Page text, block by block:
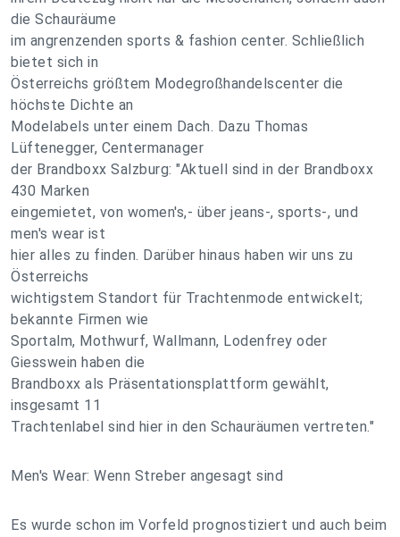
die Schauräume
im angrenzenden sports & fashion center. Schließlich
bietet sich in
Österreichs größtem Modegroßhandelscenter die
höchste Dichte an
Modelabels unter einem Dach. Dazu Thomas
Lüftenegger, Centermanager
der Brandboxx Salzburg: "Aktuell sind in der Brandboxx
430 Marken
eingemietet, von women's,- über jeans-, sports-, und
men's wear ist
hier alles zu finden. Darüber hinaus haben wir uns zu
Österreichs
wichtigstem Standort für Trachtenmode entwickelt;
bekannte Firmen wie
Sportalm, Mothwurf, Wallmann, Lodenfrey oder
Giesswein haben die
Brandboxx als Präsentationsplattform gewählt,
insgesamt 11
Trachtenlabel sind hier in den Schauräumen vertreten."
Men's Wear: Wenn Streber angesagt sind
Es wurde schon im Vorfeld prognostiziert und auch beim